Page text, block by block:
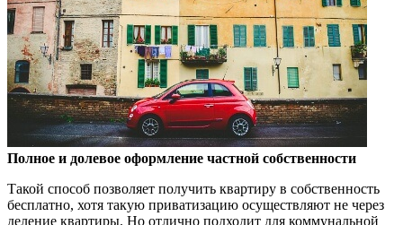
Полное и долевое оформление частной собственности
Такой способ позволяет получить квартиру в собственность
бесплатно, хотя такую приватизацию осуществляют не через
деление квартиры. Но отлично подходит для коммунальной